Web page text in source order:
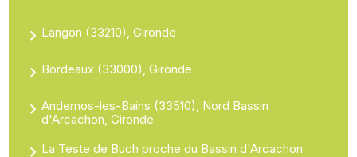
Langon (33210), Gironde
Bordeaux (33000), Gironde
Andernos-les-Bains (33510), Nord Bassin
d'Arcachon, Gironde
La Teste de Buch proche du Bassin d'Arcachon